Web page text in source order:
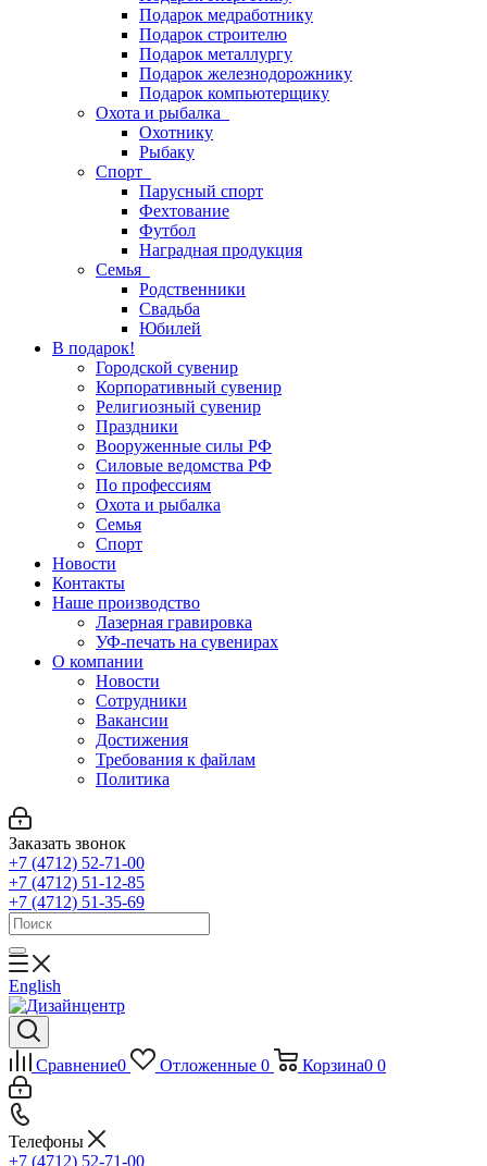
Подарок медработнику
Подарок строителю
Подарок металлургу
Подарок железнодорожнику
Подарок компьютерщику
Охота и рыбалка
Охотнику
Рыбаку
Спорт
Парусный спорт
Фехтование
Футбол
Наградная продукция
Семья
Родственники
Свадьба
Юбилей
В подарок!
Городской сувенир
Корпоративный сувенир
Религиозный сувенир
Праздники
Вооруженные силы РФ
Силовые ведомства РФ
По профессиям
Охота и рыбалка
Семья
Спорт
Новости
Контакты
Наше производство
Лазерная гравировка
УФ-печать на сувенирах
О компании
Новости
Сотрудники
Вакансии
Достижения
Требования к файлам
Политика
Заказать звонок
+7 (4712) 52-71-00
+7 (4712) 51-12-85
+7 (4712) 51-35-69
English
Сравнение0 Отложенные 0 Корзина0 0
Телефоны
+7 (4712) 52-71-00